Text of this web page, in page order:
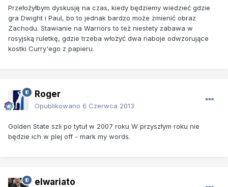
Przełożyłbym dyskusję na czas, kiedy będziemy wiedzieć gdzie
gra Dwight i Paul, bo to jednak bardzo może zmienić obraz
Zachodu. Stawianie na Warriors to też niestety zabawa w
rosyjską ruletkę, gdzie trzeba włożyć dwa naboje odwzorujące
kostki Curry'ego z papieru.
Roger
Opublikowano 6 Czerwca 2013
Golden State szli po tytuł w 2007 roku W przyszłym roku nie
będzie ich w plej off - mark my words.
elwariato